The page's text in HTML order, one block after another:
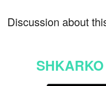
Discussion about